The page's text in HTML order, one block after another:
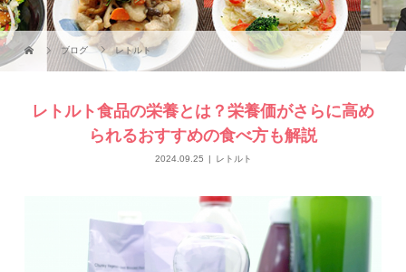
ブログ レトルト
レトルト食品の栄養とは？栄養価がさらに高め
られるおすすめの食べ方も解説
2024.09.25 レトルト